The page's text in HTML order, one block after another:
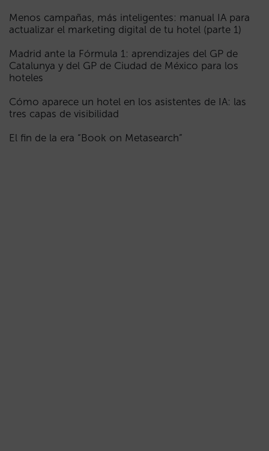
Menos campañas, más inteligentes: manual IA para
actualizar el marketing digital de tu hotel (parte 1)
Madrid ante la Fórmula 1: aprendizajes del GP de
Catalunya y del GP de Ciudad de México para los
hoteles
Cómo aparece un hotel en los asistentes de IA: las
tres capas de visibilidad
El fin de la era “Book on Metasearch”